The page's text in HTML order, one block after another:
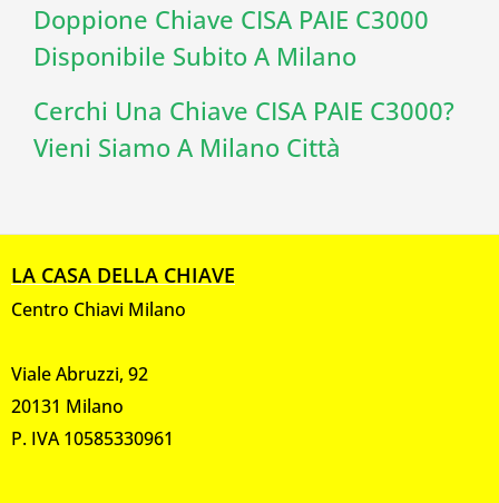
Doppione Chiave CISA PAIE C3000
Disponibile Subito A Milano
Cerchi Una Chiave CISA PAIE C3000?
Vieni Siamo A Milano Città
LA CASA DELLA CHIAVE
Centro Chiavi Milano
Viale Abruzzi, 92
20131 Milano
P. IVA 10585330961